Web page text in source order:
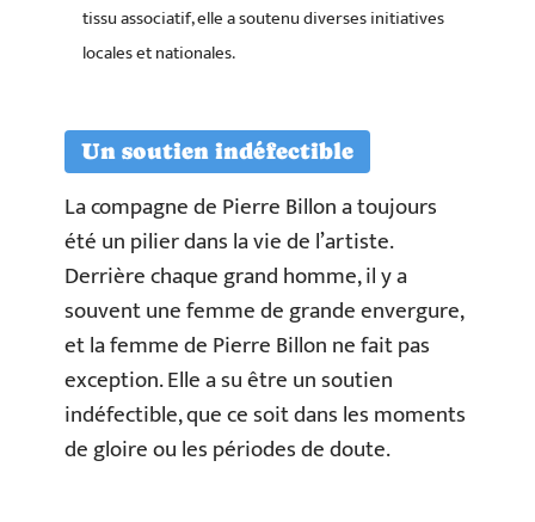
tissu associatif, elle a soutenu diverses initiatives
locales et nationales.
Un soutien indéfectible
La compagne de Pierre Billon a toujours
été un pilier dans la vie de l’artiste.
Derrière chaque grand homme, il y a
souvent une femme de grande envergure,
et la femme de Pierre Billon ne fait pas
exception. Elle a su être un soutien
indéfectible, que ce soit dans les moments
de gloire ou les périodes de doute.